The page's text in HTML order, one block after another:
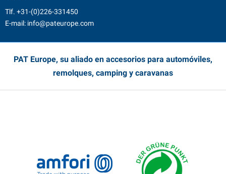
Tlf. +31-(0)226-331450
E-mail: info@pateurope.com
PAT Europe, su aliado en accesorios para automóviles,
remolques, camping y caravanas